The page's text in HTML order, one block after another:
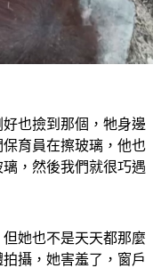
也撿到那個，牠身邊
育員在擦玻璃，他也
，然後我們就很巧遇
她也不是天天都那麼
攝，她害羞了，窗戶